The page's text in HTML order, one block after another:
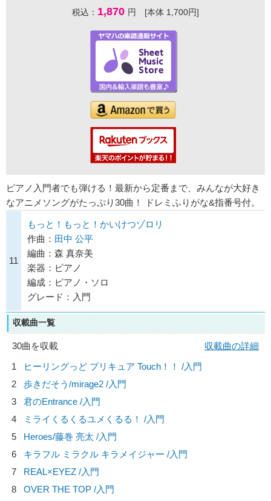
税込： 1,870 円 [本体 1,700円]
ピアノ入門者でも弾ける！最新から定番まで、みんなが大好き
なアニメソングがたっぷり30曲！ ドレミふりがな&指番号付。
11
もっと！もっと！かいけつゾロリ
作曲： 田中 公平
編曲：森 真奈美
楽器：ピアノ
編成：ピアノ・ソロ
グレード：入門
収載曲一覧
30曲を収載
収載曲の詳細
1
ヒーリングっど プリキュア Touch！！ /入門
2
歩きだそう/mirage2 /入門
3
君のEntrance /入門
4
ミライくるくるユメくるる！ /入門
5
Heroes/藤巻 亮太 /入門
6
キラフル ミラクル キラメイジャー /入門
7
REAL×EYEZ /入門
8
OVER THE TOP /入門